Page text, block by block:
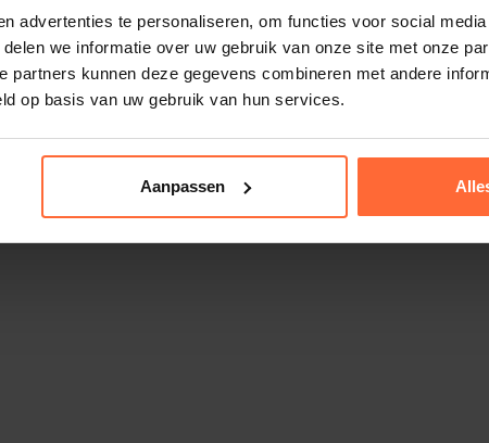
advertenties te personaliseren, om functies voor social
we informatie over uw gebruik van onze site met onze
partners kunnen deze gegevens combineren met andere
op basis van uw gebruik van hun services.
Aanpassen
3-Weg kogelkraan 50 mm met servomotor